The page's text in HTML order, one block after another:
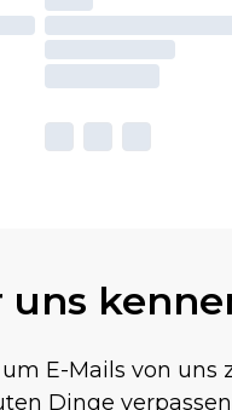
uns
E-Mails von uns
Dinge